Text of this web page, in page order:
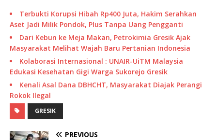
Terbukti Korupsi Hibah Rp400 Juta, Hakim Serahkan
Aset Jadi Milik Pondok, Plus Tanpa Uang Pengganti
Dari Kebun ke Meja Makan, Petrokimia Gresik Ajak
Masyarakat Melihat Wajah Baru Pertanian Indonesia
Kolaborasi Internasional : UNAIR-UiTM Malaysia
Edukasi Kesehatan Gigi Warga Sukorejo Gresik
Kenali Asal Dana DBHCHT, Masyarakat Diajak Perangi
Rokok Ilegal
GRESIK
PREVIOUS